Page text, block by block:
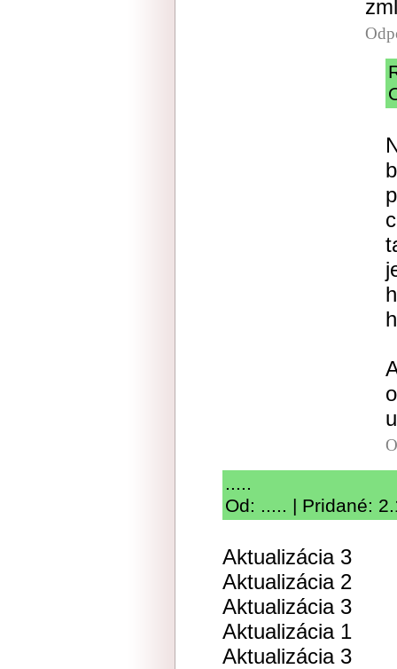
.....
Od: ..... | Pridané:
Aktualizácia 3
Aktualizácia 2
Aktualizácia 3
Aktualizácia 1
Aktualizácia 3